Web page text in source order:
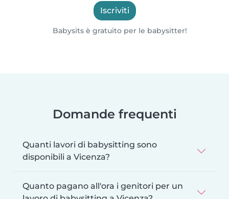
Iscriviti
Babysits è gratuito per le babysitter!
Domande frequenti
Quanti lavori di babysitting sono
disponibili a Vicenza?
Quanto pagano all'ora i genitori per un